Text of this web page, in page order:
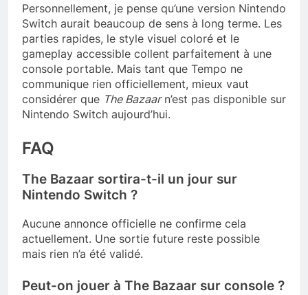
Personnellement, je pense qu’une version Nintendo
Switch aurait beaucoup de sens à long terme. Les
parties rapides, le style visuel coloré et le
gameplay accessible collent parfaitement à une
console portable. Mais tant que Tempo ne
communique rien officiellement, mieux vaut
considérer que The Bazaarn’est pas disponible sur
Nintendo Switch aujourd’hui.
FAQ
The Bazaar sortira-t-il un jour sur
Nintendo Switch ?
Aucune annonce officielle ne confirme cela
actuellement. Une sortie future reste possible
mais rien n’a été validé.
Peut-on jouer à The Bazaar sur console ?